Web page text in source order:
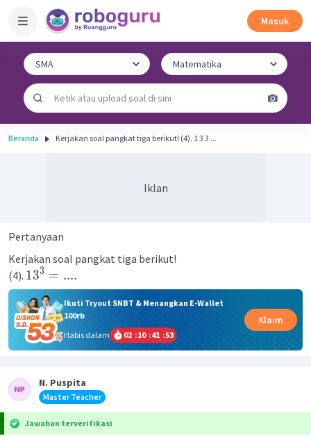
Masuk
Beranda Kerjakan soal pangkat tiga berikut! (4). 1 3 3 ...
Iklan
Pertanyaan
Kerjakan soal pangkat tiga berikut!
(4). 133 = ....
Ikuti Tryout SNBT & Menangkan E-Wallet
100rb
Habis dalam
02 :10 :41 :53
Klaim
N. Puspita
Master Teacher
Jawaban terverifikasi